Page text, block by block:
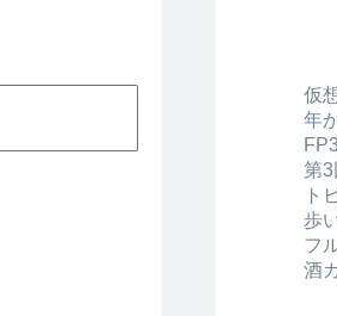
仮
年
第3
ト
歩
フ
酒